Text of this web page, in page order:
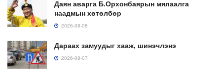
Даян аварга Б.Орхонбаярын мялаалга
наадмын хөтөлбөр
2026-08-08
Дараах замуудыг хааж, шинэчлэнэ
2026-08-07